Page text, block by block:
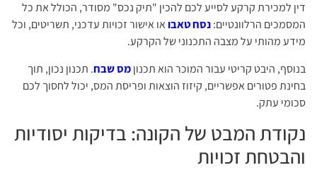
דין למכירת קרקע לסייע לכם להכין "תיק נכס" מסודר, הכולל את כל
המסמכים הרלוונטיים:נסח טאבואו אישור זכויות עדכני, תשריטים, וכל
מידע מהותי על מצבה התכנוני של הקרקע.
בנוסף, היבט קריטי עבור המוכר הוא תכנוןמס שבח. תכנון נכון, תוך
בחינת פטורים אפשריים, קיזוז הוצאות ופריסת המס, יכול לחסוך לכם
סכומי עתק.
נקודת המבט של הקונה: בדיקות יסודיות
והבטחת זכויות